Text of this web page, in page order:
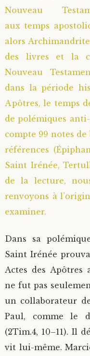
Nouveau
aux temps
alors
des livres et la
Nouveau
dans la période
Apôtres, le temps
de polémiques
compte 99 notes de
références
Saint Irénée,
de la lecture,
renvoyons à
examiner.
Dans sa
Saint Irénée
Actes des Apôtres
ne fut pas
un collaborateur
Paul, comme le
(2Tim.4, 10–11). Il
vit lui-même.